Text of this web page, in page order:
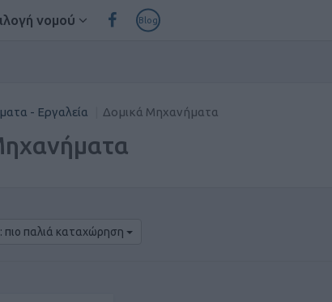
νομού Blog
- Εργαλεία Δομικά Μηχανήματα
πιο παλιά καταχώρηση